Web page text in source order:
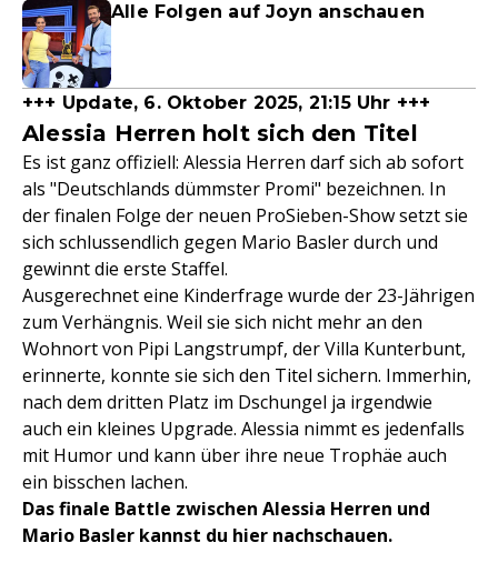
Alle Folgen auf Joyn anschauen
+++ Update, 6. Oktober 2025, 21:15 Uhr +++
Alessia Herren holt sich den Titel
Es ist ganz offiziell: Alessia Herren darf sich ab sofort
als "Deutschlands dümmster Promi" bezeichnen. In
der finalen Folge der neuen ProSieben-Show setzt sie
sich schlussendlich gegen Mario Basler durch und
gewinnt die erste Staffel.
Ausgerechnet eine Kinderfrage wurde der 23-Jährigen
zum Verhängnis. Weil sie sich nicht mehr an den
Wohnort von Pipi Langstrumpf, der Villa Kunterbunt,
erinnerte, konnte sie sich den Titel sichern. Immerhin,
nach dem dritten Platz im Dschungel ja irgendwie
auch ein kleines Upgrade. Alessia nimmt es jedenfalls
mit Humor und kann über ihre neue Trophäe auch
ein bisschen lachen.
Das finale Battle zwischen Alessia Herren und
Mario Basler kannst du hier nachschauen.